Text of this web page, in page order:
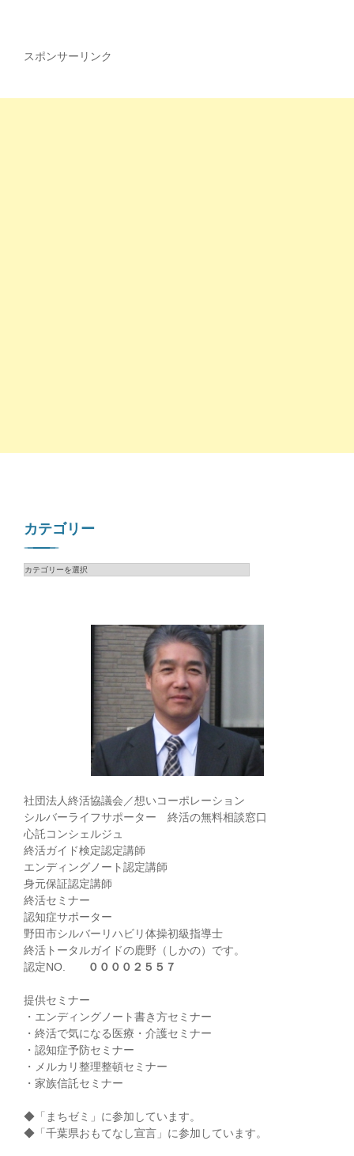
スポンサーリンク
カテゴリー
カ
社団法人終活協議会／想いコーポレーション
シルバーライフサポーター 終活の無料相談窓口
心託コンシェルジュ
終活ガイド検定認定講師
エンディングノート認定講師
身元保証認定講師
終活セミナー
認知症サポーター
野田市シルバーリハビリ体操初級指導士
終活トータルガイドの鹿野（しかの）です。
認定NO.
００００２５５７
提供セミナー
・エンディングノート書き方セミナー
・終活で気になる医療・介護セミナー
・認知症予防セミナー
・メルカリ整理整頓セミナー
・家族信託セミナー
◆「まちゼミ」に参加しています。
◆「千葉県おもてなし宣言」に参加しています。